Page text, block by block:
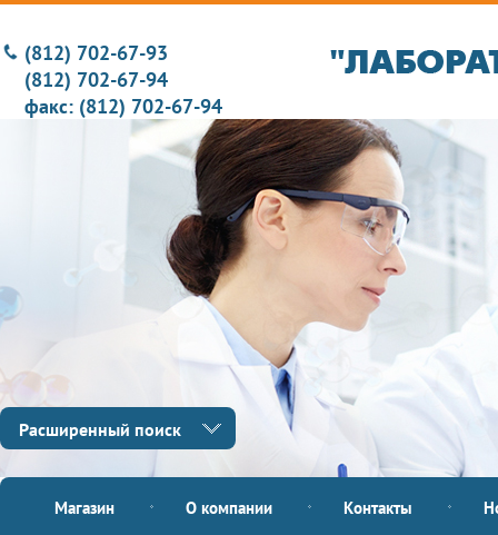
(812) 702-67-93
(812) 702-67-94
факс: (812) 702-67-94
Расширенный поиск
Магазин О компании Контакты